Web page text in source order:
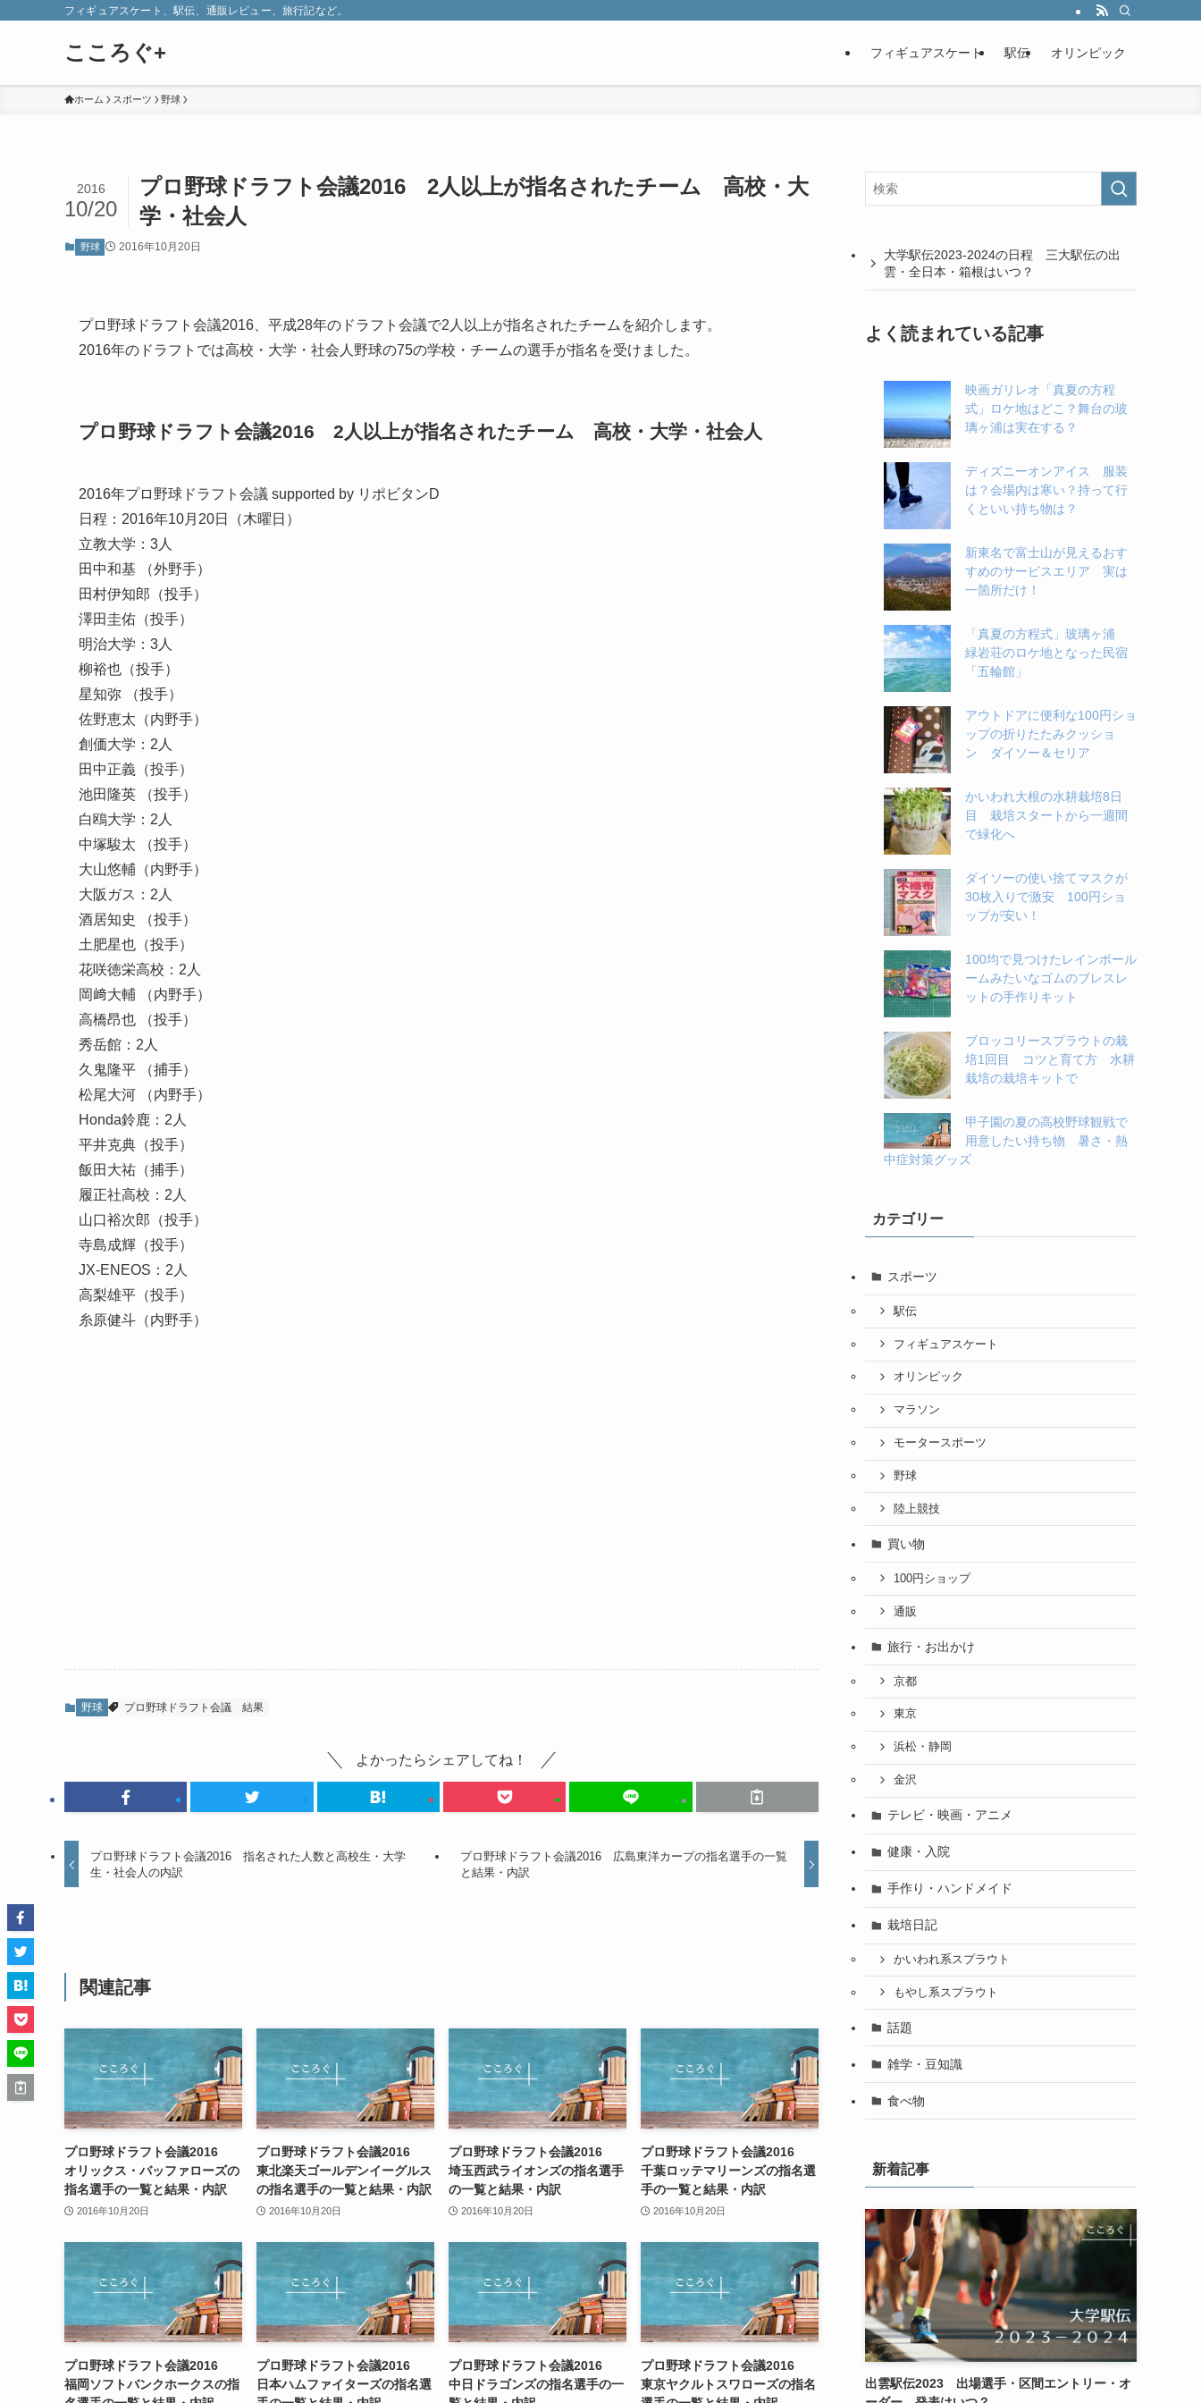
フィギュアスケート、駅伝、通販レビュー、旅行記など。
こころぐ+ フィギュアスケート 駅伝 オリンピック
ホーム スポーツ 野球
プロ野球ドラフト会議2016 2人以上が指名されたチーム 高校・大
学・社会人
2016
10/20
野球 2016年10月20日
プロ野球ドラフト会議2016、平成28年のドラフト会議で2人以上が指名されたチームを紹介します。
2016年のドラフトでは高校・大学・社会人野球の75の学校・チームの選手が指名を受けました。
プロ野球ドラフト会議2016 2人以上が指名されたチーム 高校・大学・社会人
2016年プロ野球ドラフト会議 supported by リポビタンD
日程：2016年10月20日（木曜日）
立教大学：3人
田中和基 （外野手）
田村伊知郎（投手）
澤田圭佑（投手）
明治大学：3人
柳裕也（投手）
星知弥 （投手）
佐野恵太（内野手）
創価大学：2人
田中正義（投手）
池田隆英 （投手）
白鴎大学：2人
中塚駿太 （投手）
大山悠輔（内野手）
大阪ガス：2人
酒居知史 （投手）
土肥星也（投手）
花咲徳栄高校：2人
岡﨑大輔 （内野手）
高橋昂也 （投手）
秀岳館：2人
久鬼隆平 （捕手）
松尾大河 （内野手）
Honda鈴鹿：2人
平井克典（投手）
飯田大祐（捕手）
履正社高校：2人
山口裕次郎（投手）
寺島成輝（投手）
JX-ENEOS：2人
高梨雄平（投手）
糸原健斗（内野手）
野球 プロ野球ドラフト会議 結果
よかったらシェアしてね！
プロ野球ドラフト会議2016 指名された人数と高校生・大学
生・社会人の内訳
プロ野球ドラフト会議2016 広島東洋カープの指名選手の一覧
と結果・内訳
関連記事
プロ野球ドラフト会議2016
オリックス・バッファローズの
指名選手の一覧と結果・内訳
2016年10月20日
プロ野球ドラフト会議2016
東北楽天ゴールデンイーグルス
の指名選手の一覧と結果・内訳
2016年10月20日
プロ野球ドラフト会議2016
埼玉西武ライオンズの指名選手
の一覧と結果・内訳
2016年10月20日
プロ野球ドラフト会議2016
千葉ロッテマリーンズの指名選
手の一覧と結果・内訳
2016年10月20日
プロ野球ドラフト会議2016
福岡ソフトバンクホークスの指
プロ野球ドラフト会議2016
日本ハムファイターズの指名選
プロ野球ドラフト会議2016
中日ドラゴンズの指名選手の一
プロ野球ドラフト会議2016
東京ヤクルトスワローズの指名
大学駅伝2023-2024の日程 三大駅伝の出
雲・全日本・箱根はいつ？
よく読まれている記事
映画ガリレオ「真夏の方程
式」ロケ地はどこ？舞台の玻
璃ヶ浦は実在する？
ディズニーオンアイス 服装
は？会場内は寒い？持って行
くといい持ち物は？
新東名で富士山が見えるおす
すめのサービスエリア 実は
一箇所だけ！
「真夏の方程式」玻璃ヶ浦
緑岩荘のロケ地となった民宿
「五輪館」
アウトドアに便利な100円ショ
ップの折りたたみクッショ
ン ダイソー＆セリア
かいわれ大根の水耕栽培8日
目 栽培スタートから一週間
で緑化へ
ダイソーの使い捨てマスクが
30枚入りで激安 100円ショ
ップが安い！
100均で見つけたレインボール
ームみたいなゴムのブレスレ
ットの手作りキット
ブロッコリースプラウトの栽
培1回目 コツと育て方 水耕
栽培の栽培キットで
甲子園の夏の高校野球観戦で
用意したい持ち物 暑さ・熱
中症対策グッズ
カテゴリー
スポーツ
駅伝
フィギュアスケート
オリンピック
マラソン
モータースポーツ
野球
陸上競技
買い物
100円ショップ
通販
旅行・お出かけ
京都
東京
浜松・静岡
金沢
テレビ・映画・アニメ
健康・入院
手作り・ハンドメイド
栽培日記
かいわれ系スプラウト
もやし系スプラウト
話題
雑学・豆知識
食べ物
新着記事
出雲駅伝2023 出場選手・区間エントリー・オ